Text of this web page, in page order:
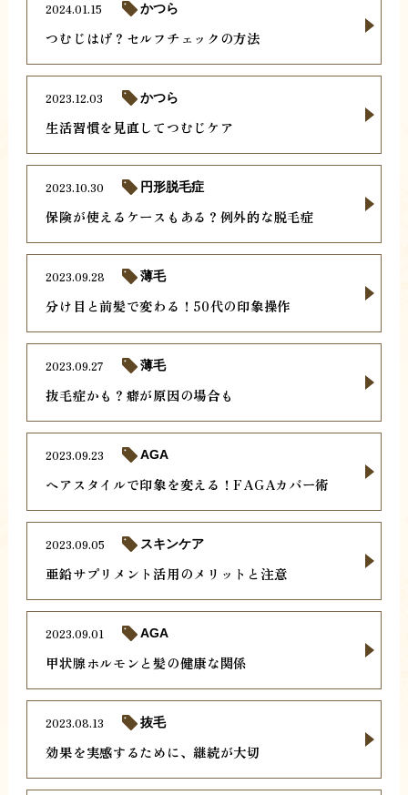
つむじはげ？セルフチェックの方法
2024.01.15 かつら
生活習慣を見直してつむじケア
2023.12.03 かつら
保険が使えるケースもある？例外的な脱毛症
2023.10.30 円形脱毛症
分け目と前髪で変わる！50代の印象操作
2023.09.28 薄毛
抜毛症かも？癖が原因の場合も
2023.09.27 薄毛
ヘアスタイルで印象を変える！FAGAカバー術
2023.09.23 AGA
亜鉛サプリメント活用のメリットと注意
2023.09.05 スキンケア
甲状腺ホルモンと髪の健康な関係
2023.09.01 AGA
効果を実感するために、継続が大切
2023.08.13 抜毛